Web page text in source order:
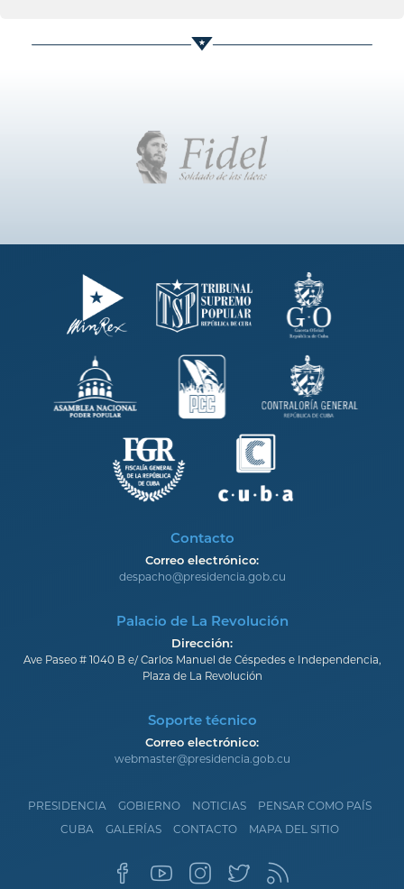
Contacto
Correo electrónico:
despacho@presidencia.gob.cu
Palacio de La Revolución
Dirección:
Ave Paseo # 1040 B e/ Carlos Manuel de Céspedes e Independencia,
Plaza de La Revolución
Soporte técnico
Correo electrónico:
webmaster@presidencia.gob.cu
PRESIDENCIA GOBIERNO NOTICIAS
PENSAR COMO PAÍS
CUBA
GALERÍAS CONTACTO MAPA DEL SITIO